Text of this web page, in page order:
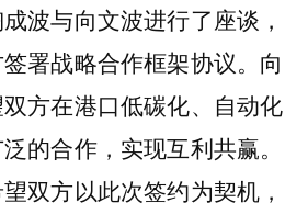
波与向文波进行了座谈，
署战略合作框架协议。向
方在港口低碳化、自动化
的合作，实现互利共赢。
双方以此次签约为契机，